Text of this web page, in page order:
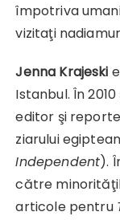
împotriva
vizitaţi
Jenna Krajeski
Istanbul. În
editor şi
ziarului
Independent).
către
articole pentru